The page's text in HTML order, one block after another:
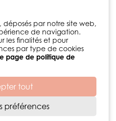
sur Facebook
confidentialité
Ainsi soit-elle
déposés par notre site web,
de navigation.
les finalités et pour
par type de cookies
page de politique de
tout
préférences